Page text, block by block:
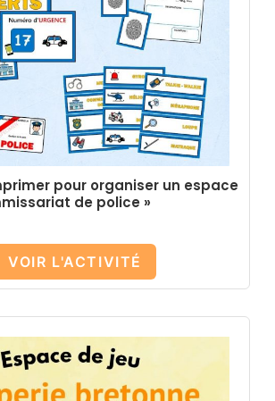
pour organiser un espace
de police »
VOIR L'ACTIVITÉ